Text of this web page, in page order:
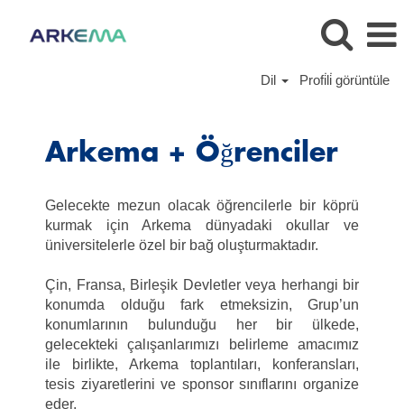
Dil Profi̇li̇ görüntüle
students
Arkema + Öğrenciler
Gelecekte mezun olacak öğrencilerle bir köprü
kurmak için Arkema dünyadaki okullar ve
üniversitelerle özel bir bağ oluşturmaktadır.
Çin, Fransa, Birleşik Devletler veya herhangi bir
konumda olduğu fark etmeksizin, Grup’un
konumlarının bulunduğu her bir ülkede,
gelecekteki çalışanlarımızı belirleme amacımız
ile birlikte, Arkema toplantıları, konferansları,
tesis ziyaretlerini ve sponsor sınıflarını organize
eder.